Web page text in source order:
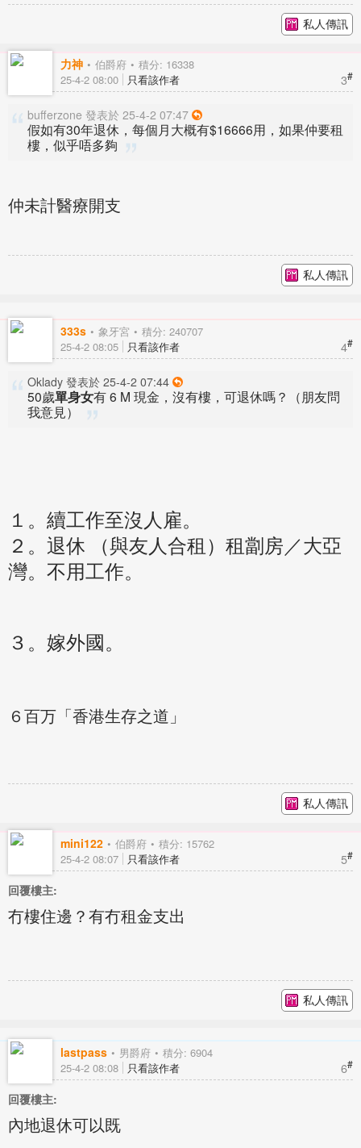
私人傳訊
力神 伯爵府 積分: 16338
3#
25-4-2 08:00 只看該作者
bufferzone 發表於 25-4-2 07:47
假如有30年退休，每個月大概有$16666用，如果仲要租
樓，似乎唔多夠
仲未計醫療開支
私人傳訊
333s 象牙宮 積分: 240707
4#
25-4-2 08:05 只看該作者
Oklady 發表於 25-4-2 07:44
50歲單身女有 6 M 現金，沒有樓，可退休嗎？（朋友問
我意見）
１。續工作至沒人雇。
２。退休 （與友人合租） 租劏房／大亞
灣。不用工作。
３。嫁外國。
６百万「香港生存之道」
私人傳訊
mini122 伯爵府 積分: 15762
5#
25-4-2 08:07 只看該作者
回覆樓主:
冇樓住邊？有冇租金支出
私人傳訊
lastpass 男爵府 積分: 6904
6#
25-4-2 08:08 只看該作者
回覆樓主:
內地退休可以既